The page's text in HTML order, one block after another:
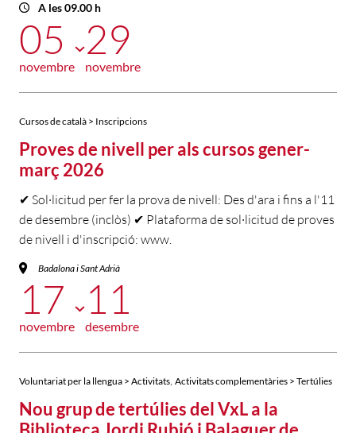
A les 09.00 h
05
novembre
29
novembre
Cursos de català > Inscripcions
Proves de nivell per als cursos gener-
març 2026
✔ Sol·licitud per fer la prova de nivell: Des d'ara i fins a l'11
de desembre (inclòs) ✔ Plataforma de sol·licitud de proves
de nivell i d'inscripció: www.
Badalona i Sant Adrià
17
novembre
11
desembre
Voluntariat per la llengua > Activitats Activitats complementàries > Tertúlies
Nou grup de tertúlies del VxL a la